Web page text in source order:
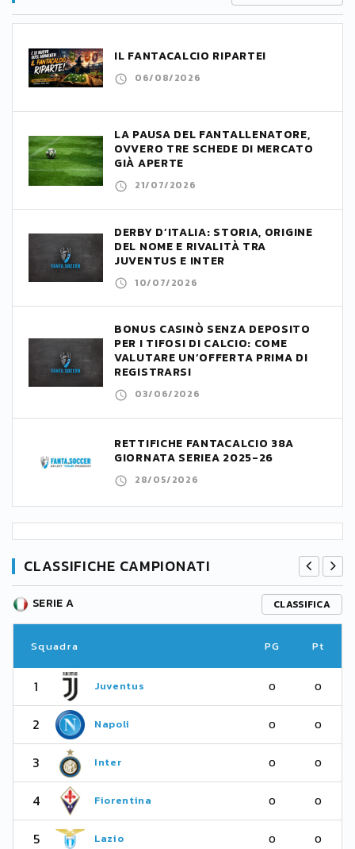
IL FANTACALCIO RIPARTE!
06/08/2026
LA PAUSA DEL FANTALLENATORE,
OVVERO TRE SCHEDE DI MERCATO
GIÀ APERTE
21/07/2026
DERBY D’ITALIA: STORIA, ORIGINE
DEL NOME E RIVALITÀ TRA
JUVENTUS E INTER
10/07/2026
BONUS CASINÒ SENZA DEPOSITO
PER I TIFOSI DI CALCIO: COME
VALUTARE UN’OFFERTA PRIMA DI
REGISTRARSI
03/06/2026
RETTIFICHE FANTACALCIO 38A
GIORNATA SERIEA 2025-26
28/05/2026
CLASSIFICHE CAMPIONATI
SERIE A CLASSIFICA
Squadra PG Pt
1 Juventus 0 0
2 Napoli 0 0
3 Inter 0 0
4 Fiorentina 0 0
5 Lazio 0 0